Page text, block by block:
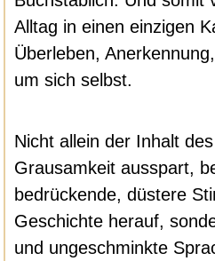
Alltag in einen einzigen
Überleben,
um sich selbst.
Nicht allein der Inhalt
Grausamkeit ausspart,
bedrückende, düstere
Geschichte herauf,
und ungeschminkte